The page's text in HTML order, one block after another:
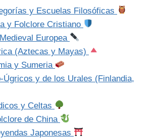
y Escuelas Filosóficas
y Folclore Cristiano
Europea
(Aztecas y Mayas)
y Sumeria
Úgricos y de los Urales (Finlandia,
y Celtas
de China
Japonesas